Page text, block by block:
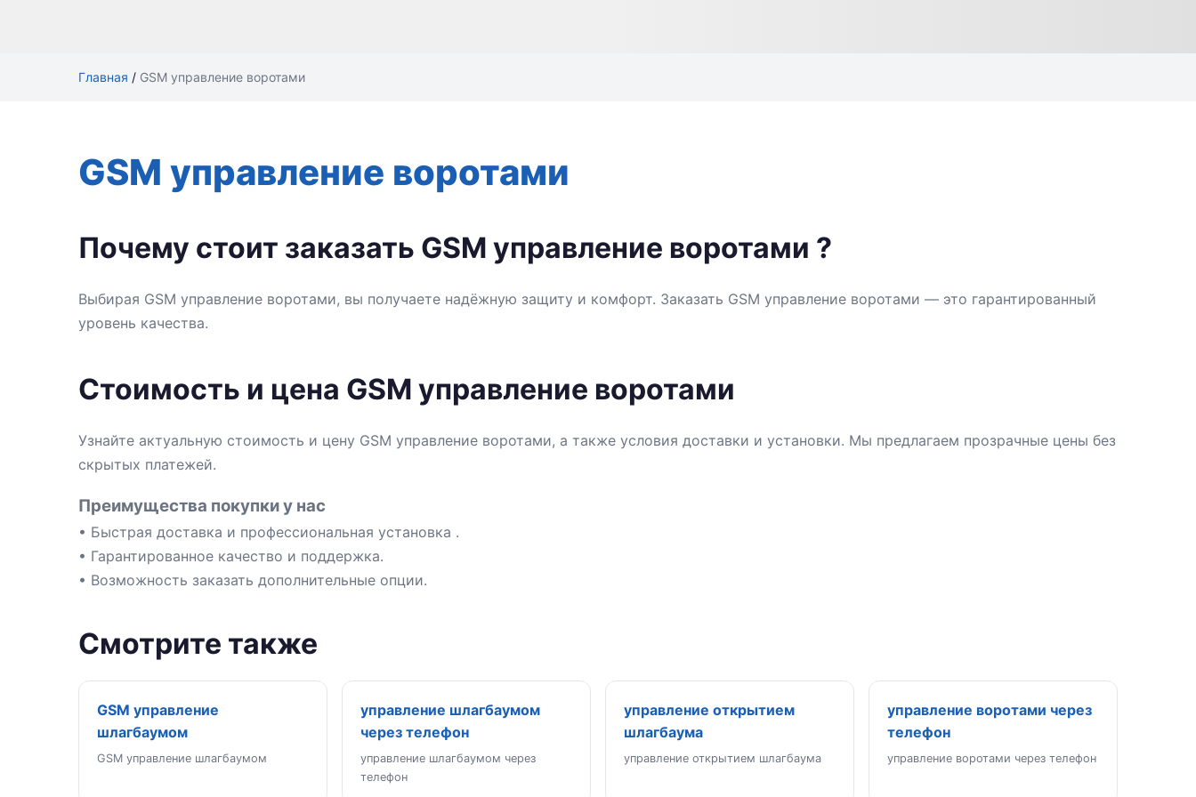
Главная / GSM управление воротами
GSM управление воротами
Почему стоит заказать GSM управление воротами ?
Выбирая GSM управление воротами, вы получаете надёжную защиту и комфорт. Заказать GSM управление воротами — это гарантированный
уровень качества.
Стоимость и цена GSM управление воротами
Узнайте актуальную стоимость и цену GSM управление воротами, а также условия доставки и установки. Мы предлагаем прозрачные цены без
скрытых платежей.
Преимущества покупки у нас
• Быстрая доставка и профессиональная установка .
• Гарантированное качество и поддержка.
• Возможность заказать дополнительные опции.
Смотрите также
GSM управление
шлагбаумом
GSM управление шлагбаумом
управление шлагбаумом
через телефон
управление шлагбаумом через
телефон
управление открытием
шлагбаума
управление открытием шлагбаума
управление воротами через
телефон
управление воротами через телефон